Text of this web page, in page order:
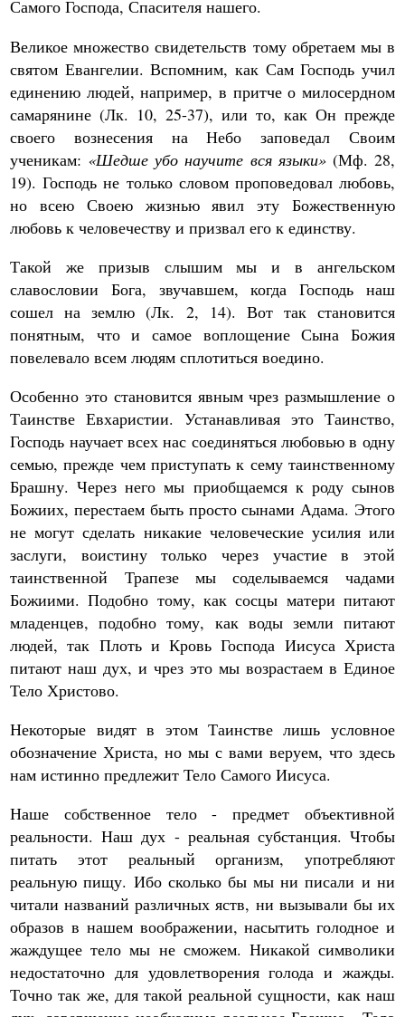
Самого Господа, Спасителя нашего.
Великое множество свидетельств тому обретаем мы в
святом Евангелии. Вспомним, как Сам Господь учил
единению людей, например, в притче о милосердном
самарянине (Лк. 10, 25-37), или то, как Он прежде
своего вознесения на Небо заповедал Своим
ученикам: «Шедше убо научите вся языки»(Мф. 28,
19). Господь не только словом проповедовал любовь,
но всею Своею жизнью явил эту Божественную
любовь к человечеству и призвал его к единству.
Такой же призыв слышим мы и в ангельском
славословии Бога, звучавшем, когда Господь наш
сошел на землю (Лк. 2, 14). Вот так становится
понятным, что и самое воплощение Сына Божия
повелевало всем людям сплотиться воедино.
Особенно это становится явным чрез размышление о
Таинстве Евхаристии. Устанавливая это Таинство,
Господь научает всех нас соединяться любовью в одну
семью, прежде чем приступать к сему таинственному
Брашну. Через него мы приобщаемся к роду сынов
Божиих, перестаем быть просто сынами Адама. Этого
не могут сделать никакие человеческие усилия или
заслуги, воистину только через участие в этой
таинственной Трапезе мы соделываемся чадами
Божиими. Подобно тому, как сосцы матери питают
младенцев, подобно тому, как воды земли питают
людей, так Плоть и Кровь Господа Иисуса Христа
питают наш дух, и чрез это мы возрастаем в Единое
Тело Христово.
Некоторые видят в этом Таинстве лишь условное
обозначение Христа, но мы с вами веруем, что здесь
нам истинно предлежит Тело Самого Иисуса.
Наше собственное тело - предмет объективной
реальности. Наш дух - реальная субстанция. Чтобы
питать этот реальный организм, употребляют
реальную пищу. Ибо сколько бы мы ни писали и ни
читали названий различных яств, ни вызывали бы их
образов в нашем воображении, насытить голодное и
жаждущее тело мы не сможем. Никакой символики
недостаточно для удовлетворения голода и жажды.
Точно так же, для такой реальной сущности, как наш